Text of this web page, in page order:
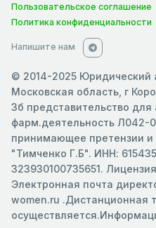
Пользовательское соглашение
Политика конфиденциальности
Напишите нам
© 2014-2025 Юридический
Московская область, г
3б представительство для
фарм.деятельность Л042-
принимающее претензии и
"Тимченко Г.Б". ИНН:
323930100735651.
Электронная почта
women.ru .Дистанционная